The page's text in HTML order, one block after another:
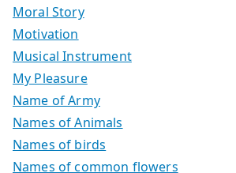
Moral Story
Motivation
Musical Instrument
My Pleasure
Name of Army
Names of Animals
Names of birds
Names of common flowers